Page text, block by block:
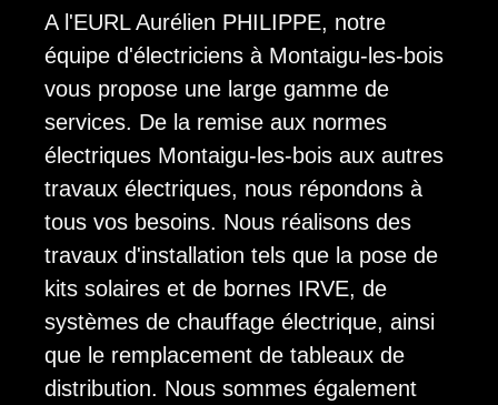
A l'EURL Aurélien PHILIPPE, notre
équipe d'électriciens à Montaigu-les-bois
vous propose une large gamme de
services. De la remise aux normes
électriques Montaigu-les-bois aux autres
travaux électriques, nous répondons à
tous vos besoins. Nous réalisons des
travaux d'installation tels que la pose de
kits solaires et de bornes IRVE, de
systèmes de chauffage électrique, ainsi
que le remplacement de tableaux de
distribution. Nous sommes également